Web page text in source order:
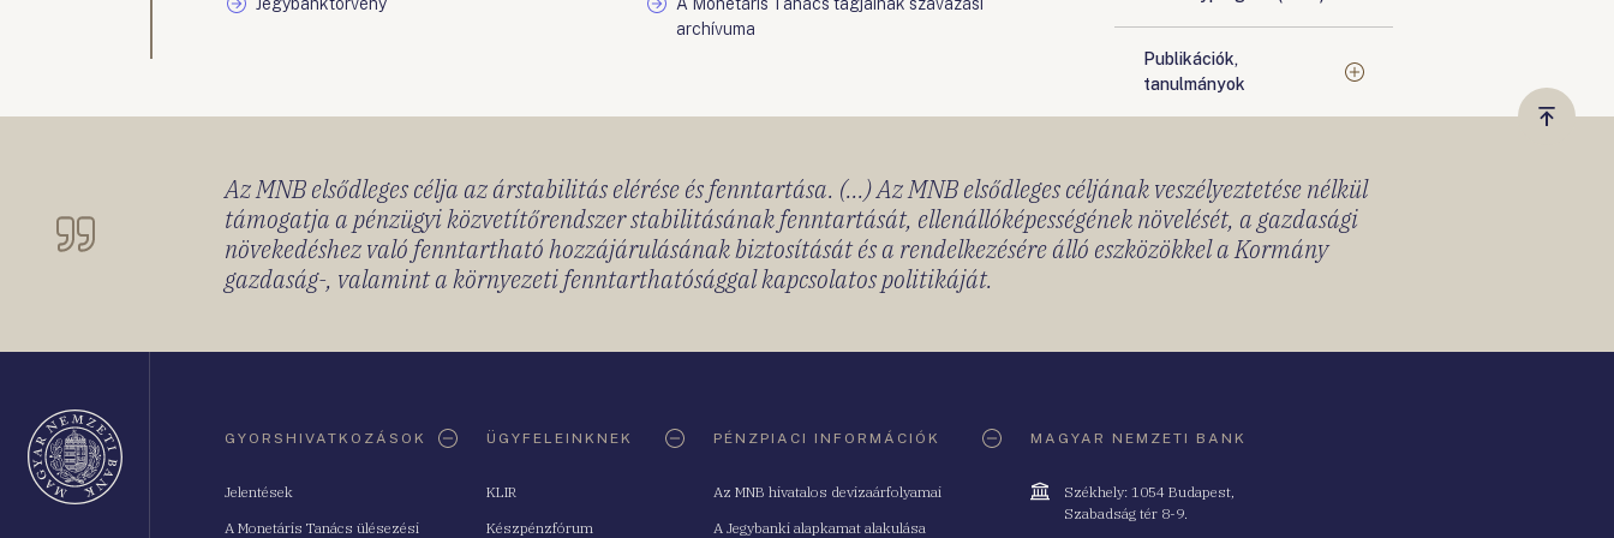
archívuma
Publikációk,
tanulmányok
Vissza
Az MNB elsődleges célja az árstabilitás elérése és fenntartása. (...) Az MNB elsődleges céljának veszélyeztetése nélkül
támogatja a pénzügyi közvetítőrendszer stabilitásának fenntartását, ellenállóképességének növelését, a gazdasági
növekedéshez való fenntartható hozzájárulásának biztosítását és a rendelkezésére álló eszközökkel a Kormány
gazdaság-, valamint a környezeti fenntarthatósággal kapcsolatos politikáját.
GYORSHIVATKOZÁSOK
Jelentések
A Monetáris Tanács ülésezési
ÜGYFELEINKNEK
KLIR
Készpénzfórum
PÉNZPIACI INFORMÁCIÓK
Az MNB hivatalos devizaárfolyamai
A Jegybanki alapkamat alakulása
MAGYAR NEMZETI BANK
Cím
Székhely: 1054 Budapest,
Szabadság tér 8-9.